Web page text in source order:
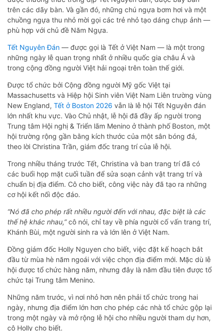
trên các dãy bàn. Và gần đó, những chú ngựa bơm hơi và một
chuồng ngựa thu nhỏ mời gọi các trẻ nhỏ tạo dáng chụp ảnh —
phù hợp với chủ đề Năm Ngựa.
Tết Nguyên Đán — được gọi là Tết ở Việt Nam — là một trong
những ngày lễ quan trọng nhất ở nhiều quốc gia châu Á và
trong cộng đồng người Việt hải ngoại trên toàn thế giới.
Được tổ chức bởi Cộng đồng người Mỹ gốc Việt tại
Massachusetts và Hiệp hội Sinh viên Việt Nam Liên trường vùng
New England, Tết ở Boston 2026 vẫn là lễ hội Tết Nguyên đán
lớn nhất khu vực. Vào Chủ nhật, lễ hội đã đầy ấp người trong
Trung tâm Hội nghị & Triển lãm Menino ở thành phố Boston, một
hội trường rộng gần bằng kích thước của một sân bóng đá,
theo lời Christina Trần, giám đốc trang trí của lễ hội.
Trong nhiều tháng trước Tết, Christina và ban trang trí đã có
các buổi họp mặt cuối tuần để sửa soạn cảnh vật trang trí và
chuẩn bị địa điểm. Cô cho biết, công việc này đã tạo ra những
cơ hội kết nối độc đáo.
“Nó đã cho phép rất nhiều người đến với nhau, đặc biệt là các
thế hệ khác nhau,”cô nói, chỉ tay về phía người cố vấn trang trí,
Khánh Bùi, một người sinh ra và lớn lên ở Việt Nam.
Đồng giám đốc Holly Nguyen cho biết, việc đặt kế hoạch bắt
đầu từ mùa hè năm ngoái với việc chọn địa điểm mới. Mặc dù lễ
hội được tổ chức hàng năm, nhưng đây là năm đầu tiên được tổ
chức tại Trung tâm Menino.
Những năm trước, vì nơi nhỏ hơn nên phải tổ chức trong hai
ngày, nhưng địa điểm lớn hơn cho phép các nhà tổ chức gộp lại
trong một ngày và mở rộng lễ hội cho nhiều người tham dự hơn,
cô Holly cho biết.